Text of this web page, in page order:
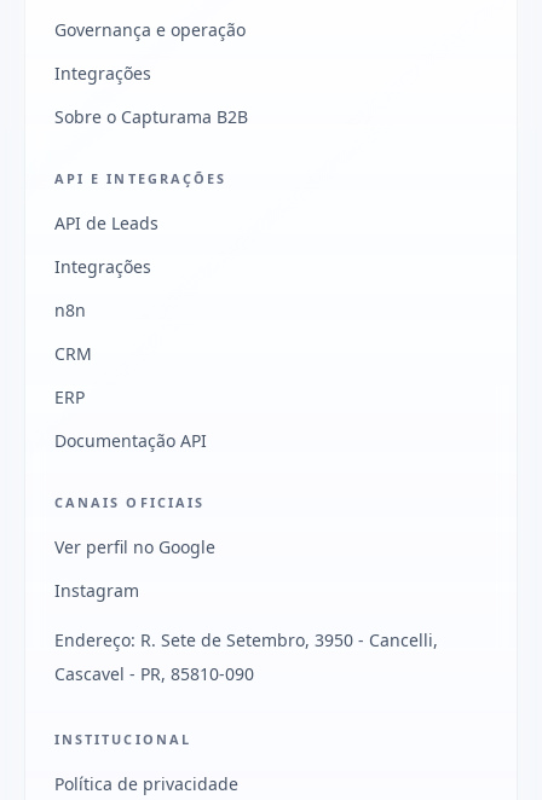
Governança e operação
Integrações
Sobre o Capturama B2B
API E INTEGRAÇÕES
API de Leads
Integrações
n8n
CRM
ERP
Documentação API
CANAIS OFICIAIS
Ver perfil no Google
Instagram
Endereço: R. Sete de Setembro, 3950 - Cancelli,
Cascavel - PR, 85810-090
INSTITUCIONAL
Política de privacidade